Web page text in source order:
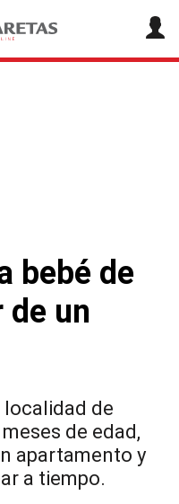
bebé de
un
localidad de
de edad,
apartamento y
a tiempo.